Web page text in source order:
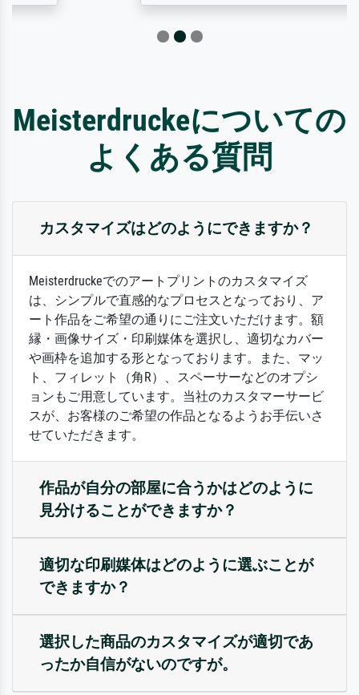
Meisterdruckeについての
よくある質問
カスタマイズはどのようにできますか？
Meisterdruckeでのアートプリントのカスタマイズ
は、シンプルで直感的なプロセスとなっており、ア
ート作品をご希望の通りにご注文いただけます。額
縁・画像サイズ・印刷媒体を選択し、適切なカバー
や画枠を追加する形となっております。また、マッ
ト、フィレット（角R）、スペーサーなどのオプシ
ョンもご用意しています。当社のカスタマーサービ
スが、お客様のご希望の作品となるようお手伝いさ
せていただきます。
作品が自分の部屋に合うかはどのように
見分けることができますか？
適切な印刷媒体はどのように選ぶことが
できますか？
選択した商品のカスタマイズが適切であ
ったか自信がないのですが。